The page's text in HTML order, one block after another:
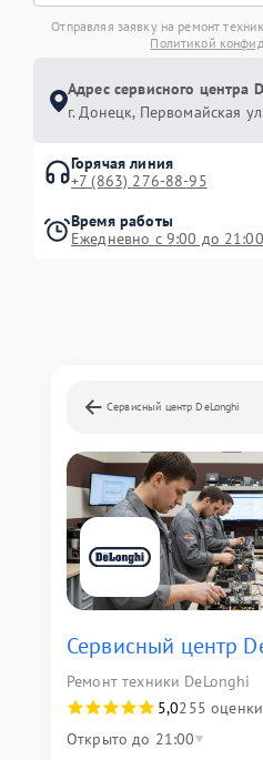
Отправляя заявку на ремонт
Политикой
Адрес сервисного центра
г. Донецк, Первомайская
Горячая линия
+7 (863) 276-88-95
Время работы
Ежедневно с 9:00 до 21:00
Сервисный центр DeLonghi
Сервисный центр
Ремонт техники DeLonghi
5,0255 оценки
Открыто до 21:00